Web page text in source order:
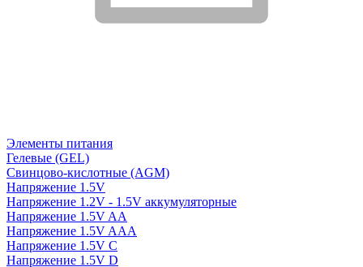
Элементы питания
Гелевые (GEL)
Свинцово-кислотные (AGM)
Напряжение 1.5V
Напряжение 1.2V - 1.5V аккумуляторные
Напряжение 1.5V AA
Напряжение 1.5V AAA
Напряжение 1.5V C
Напряжение 1.5V D